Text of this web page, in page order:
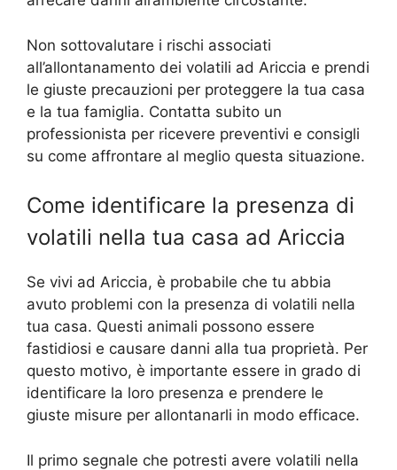
Non sottovalutare i rischi associati
all’allontanamento dei volatili ad Ariccia e prendi
le giuste precauzioni per proteggere la tua casa
e la tua famiglia. Contatta subito un
professionista per ricevere preventivi e consigli
su come affrontare al meglio questa situazione.
Come identificare la presenza di
volatili nella tua casa ad Ariccia
Se vivi ad Ariccia, è probabile che tu abbia
avuto problemi con la presenza di volatili nella
tua casa. Questi animali possono essere
fastidiosi e causare danni alla tua proprietà. Per
questo motivo, è importante essere in grado di
identificare la loro presenza e prendere le
giuste misure per allontanarli in modo efficace.
Il primo segnale che potresti avere volatili nella